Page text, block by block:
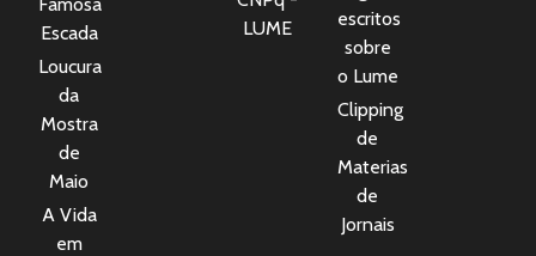
Escada
Loucura
da
Mostra
de
Maio
A Vida
em
LUME
escritos
sobre
o Lume
Clipping
de
Materias
de
Jornais